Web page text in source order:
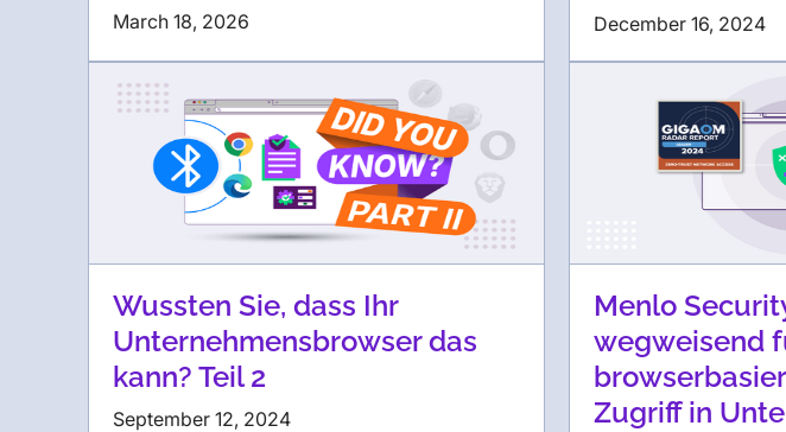
March 18, 2026 December 16, 2024
Wussten Sie, dass Ihr
Unternehmensbrowser das
kann? Teil 2
September 12, 2024
Menlo
wegweisend
Zugriff in